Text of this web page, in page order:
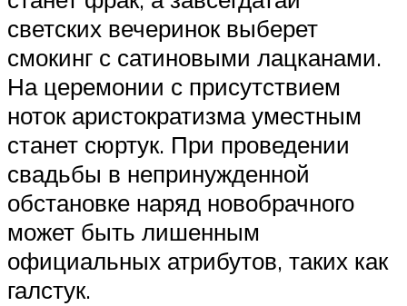
светских вечеринок выберет
смокинг с сатиновыми лацканами.
На церемонии с присутствием
ноток аристократизма уместным
станет сюртук. При проведении
свадьбы в непринужденной
обстановке наряд новобрачного
может быть лишенным
официальных атрибутов, таких как
галстук.